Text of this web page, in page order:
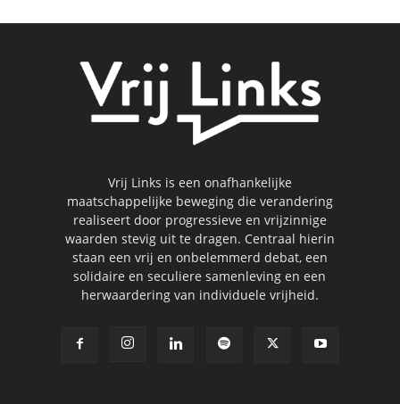
Vrij Links is een onafhankelijke
maatschappelijke beweging die verandering
realiseert door progressieve en vrijzinnige
waarden stevig uit te dragen. Centraal hierin
staan een vrij en onbelemmerd debat, een
solidaire en seculiere samenleving en een
herwaardering van individuele vrijheid.